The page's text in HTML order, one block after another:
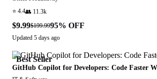
⭐ 4.4👥 11.3k
$9.99$199.9995% OFF
Updated 5 days ago
Best Seller
GitHub Copilot for Developers: Code Faster